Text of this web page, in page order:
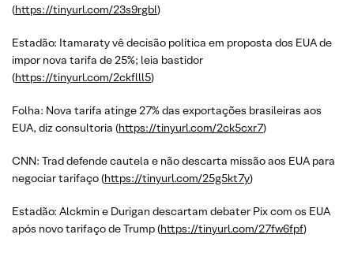
(https://tinyurl.com/23s9rgbl)
Estadão: Itamaraty vê decisão política em proposta dos EUA de
impor nova tarifa de 25%; leia bastidor
(https://tinyurl.com/2ckflll5)
Folha: Nova tarifa atinge 27% das exportações brasileiras aos
EUA, diz consultoria (https://tinyurl.com/2ck5cxr7)
CNN: Trad defende cautela e não descarta missão aos EUA para
negociar tarifaço (https://tinyurl.com/25g5kt7y)
Estadão: Alckmin e Durigan descartam debater Pix com os EUA
após novo tarifaço de Trump (https://tinyurl.com/27fw6fpf)